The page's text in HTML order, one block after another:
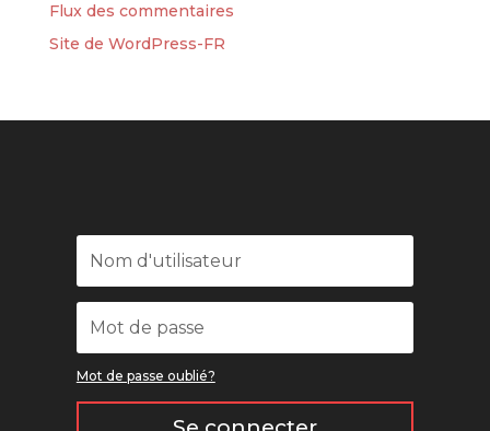
Flux des commentaires
Site de WordPress-FR
Mot de passe oublié?